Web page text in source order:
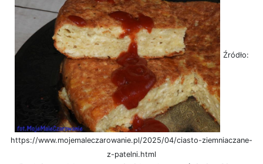
Źródło:
https://www.mojemaleczarowanie.pl/2025/04/ciasto-ziemniaczane-
z-patelni.html